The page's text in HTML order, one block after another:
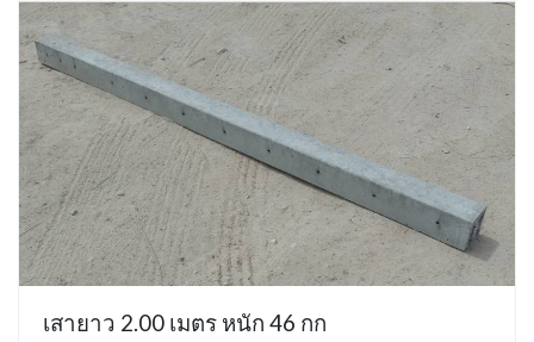
เสายาว 2.00 เมตร หนัก 46 กก